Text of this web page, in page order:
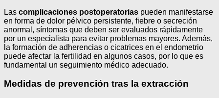
Las complicaciones postoperatorias pueden manifestarse
en forma de dolor pélvico persistente, fiebre o secreción
anormal, síntomas que deben ser evaluados rápidamente
por un especialista para evitar problemas mayores. Además,
la formación de adherencias o cicatrices en el endometrio
puede afectar la fertilidad en algunos casos, por lo que es
fundamental un seguimiento médico adecuado.
Medidas de prevención tras la extracción